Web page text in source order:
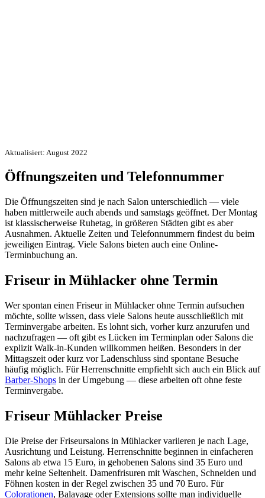
Aktualisiert: August 2022
Öffnungszeiten und Telefonnummer
Die Öffnungszeiten sind je nach Salon unterschiedlich — viele
haben mittlerweile auch abends und samstags geöffnet. Der Montag
ist klassischerweise Ruhetag, in größeren Städten gibt es aber
Ausnahmen. Aktuelle Zeiten und Telefonnummern findest du beim
jeweiligen Eintrag. Viele Salons bieten auch eine Online-
Terminbuchung an.
Friseur in Mühlacker ohne Termin
Wer spontan einen Friseur in Mühlacker ohne Termin aufsuchen
möchte, sollte wissen, dass viele Salons heute ausschließlich mit
Terminvergabe arbeiten. Es lohnt sich, vorher kurz anzurufen und
nachzufragen — oft gibt es Lücken im Terminplan oder Salons die
explizit Walk-in-Kunden willkommen heißen. Besonders in der
Mittagszeit oder kurz vor Ladenschluss sind spontane Besuche
häufig möglich. Für Herrenschnitte empfiehlt sich auch ein Blick auf
Barber-Shops in der Umgebung — diese arbeiten oft ohne feste
Terminvergabe.
Friseur Mühlacker Preise
Die Preise der Friseursalons in Mühlacker variieren je nach Lage,
Ausrichtung und Leistung. Herrenschnitte beginnen in einfacheren
Salons ab etwa 15 Euro, in gehobenen Salons sind 35 Euro und
mehr keine Seltenheit. Damenfrisuren mit Waschen, Schneiden und
Föhnen kosten in der Regel zwischen 35 und 70 Euro. Für
Colorationen, Balayage oder Extensions sollte man individuelle